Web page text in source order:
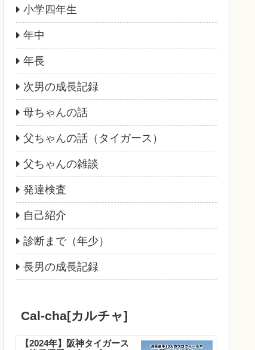
小学四年生
年中
年長
次男の成長記録
母ちゃんの話
父ちゃんの話（タイガース）
父ちゃんの雑談
発達検査
自己紹介
診断まで（年少）
長男の成長記録
Cal-cha[カルチャ]
【2024年】阪神タイガース